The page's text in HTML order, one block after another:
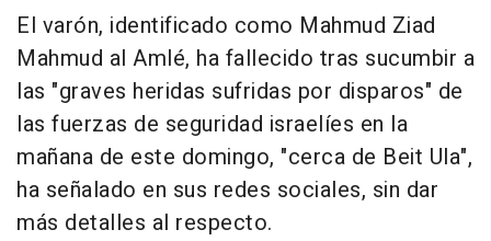
El varón, identificado como Mahmud Ziad
Mahmud al Amlé, ha fallecido tras sucumbir a
las "graves heridas sufridas por disparos" de
las fuerzas de seguridad israelíes en la
mañana de este domingo, "cerca de Beit Ula",
ha señalado en sus redes sociales, sin dar
más detalles al respecto.